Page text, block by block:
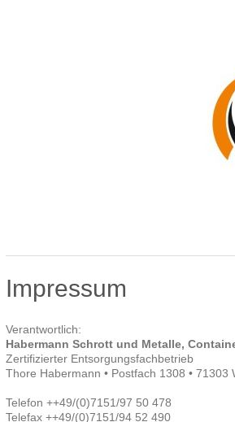
Impressum
Verantwortlich:
Habermann Schrott und Metalle,
Zertifizierter Entsorgungsfachbetrieb
Thore Habermann • Postfach 1308 • 71303
Telefon ++49/(0)7151/97 50 478
Telefax ++49/(0)7151/94 52 490